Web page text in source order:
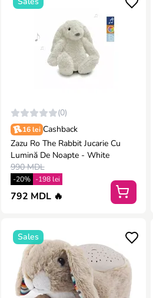
(0)
16 lei Cashback
Zazu Ro The Rabbit Jucarie Cu
Lumină De Noapte - White
990 MDL
-20% -198 lei
792 MDL 🔥
Sales